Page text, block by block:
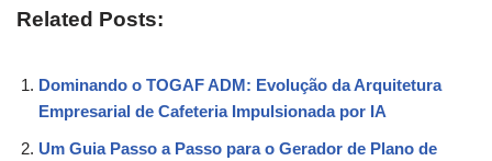
Related Posts:
Dominando o TOGAF ADM: Evolução da Arquitetura
Empresarial de Cafeteria Impulsionada por IA
Um Guia Passo a Passo para o Gerador de Plano de